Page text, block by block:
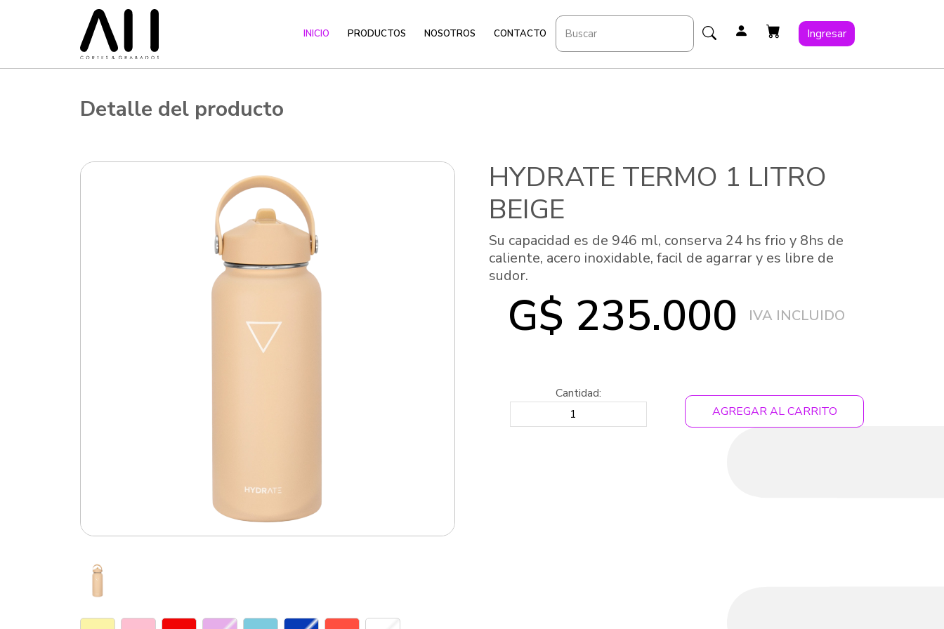
INICIO PRODUCTOS NOSOTROS CONTACTO Ingresar
Detalle del producto
HYDRATE TERMO 1 LITRO
BEIGE
Su capacidad es de 946 ml, conserva 24 hs frio y 8hs de
caliente, acero inoxidable, facil de agarrar y es libre de
sudor.
G$ 235.000
Cantidad:
AGREGAR AL CARRITO